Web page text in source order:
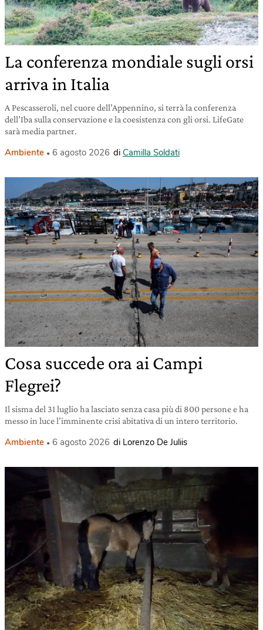
La conferenza mondiale sugli orsi
arriva in Italia
A Pescasseroli, nel cuore dell’Appennino, si terrà la conferenza
dell’Iba sulla conservazione e la coesistenza con gli orsi. LifeGate
sarà media partner.
Ambiente 6 agosto 2026 di Camilla Soldati
Cosa succede ora ai Campi
Flegrei?
Il sisma del 31 luglio ha lasciato senza casa più di 800 persone e ha
messo in luce l’imminente crisi abitativa di un intero territorio.
Ambiente 6 agosto 2026 di Lorenzo De Juliis